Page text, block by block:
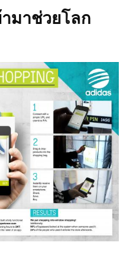
ามาช่วยโลก